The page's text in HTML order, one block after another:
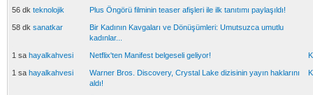
56 dk teknolojik Plus Öngörü filminin teaser afişleri ile ilk tanıtımı paylaşıldı!
58 dk sanatkar
Bir Kadının Kavgaları ve Dönüşümleri: Umutsuzca umutlu
kadınlar...
1 sa hayalkahvesi Netflix'ten Manifest belgeseli geliyor!
1 sa hayalkahvesi
Warner Bros. Discovery, Crystal Lake dizisinin yayın haklarını
aldı!